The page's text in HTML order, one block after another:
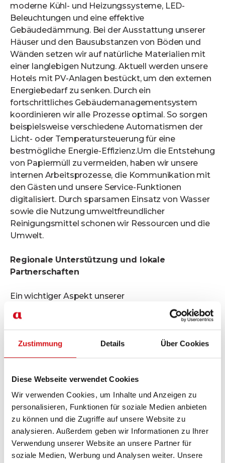
Zustimmung Details Über Cookies
Diese Webseite verwendet Cookies
Wir verwenden Cookies, um Inhalte und Anzeigen zu
personalisieren, Funktionen für soziale Medien anbieten
zu können und die Zugriffe auf unsere Website zu
analysieren. Außerdem geben wir Informationen zu Ihrer
Verwendung unserer Website an unsere Partner für
soziale Medien, Werbung und Analysen weiter. Unsere
moderne Kühl- und Heizungssysteme, LED-
Beleuchtungen und eine effektive
Gebäudedämmung. Bei der Ausstattung unserer
Häuser und den Bausubstanzen von Böden und
Wänden setzen wir auf natürliche Materialien mit
einer langlebigen Nutzung. Aktuell werden unsere
Hotels mit PV-Anlagen bestückt, um den externen
Energiebedarf zu senken. Durch ein
fortschrittliches Gebäudemanagementsystem
koordinieren wir alle Prozesse optimal. So sorgen
beispielsweise verschiedene Automatismen der
Licht- oder Temperatursteuerung für eine
bestmögliche Energie-Effizienz.Um die Entstehung
von Papiermüll zu vermeiden, haben wir unsere
internen Arbeitsprozesse, die Kommunikation mit
den Gästen und unsere Service-Funktionen
digitalisiert. Durch sparsamen Einsatz von Wasser
sowie die Nutzung umweltfreundlicher
Reinigungsmittel schonen wir Ressourcen und die
Umwelt.
Regionale Unterstützung und lokale
Partnerschaften
Ein wichtiger Aspekt unserer
Nachhaltigkeitsbemühungen ist die Förderung
regionaler Projekte, Stiftungen und
Dienstleistungsangeboten wie der Arne-Friedrich-
Stiftung, FoxTrail, der Make Pizza Academy oder
den Berliner ArtNights. Zudem arbeiten wir nach
angebotenen Speisen und Getränke zusammen.
Auf diesem Wege unterstützen wir nicht nur die
lokale Wirtschaft und verschiedene Projekte,
sondern reduzieren auch den Transportaufwand
und die damit verbundenen Emissionen.
Diversität und Inklusion als Voraussetzung